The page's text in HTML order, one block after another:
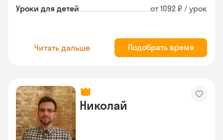
Уроки для детей от 1092 ₽ / урок
Читать дальше Подобрать время
Николай